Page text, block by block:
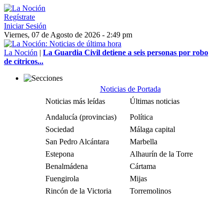
Regístrate
Iniciar Sesión
Viernes, 07 de Agosto de 2026 - 2:49 pm
La Noción | La Guardia Civil detiene a seis personas por robo
de cítricos...
Noticias de Portada
Noticias más leídas
Últimas noticias
Andalucía (provincias)
Política
Sociedad
Málaga capital
San Pedro Alcántara
Marbella
Estepona
Alhaurín de la Torre
Benalmádena
Cártama
Fuengirola
Mijas
Rincón de la Victoria
Torremolinos